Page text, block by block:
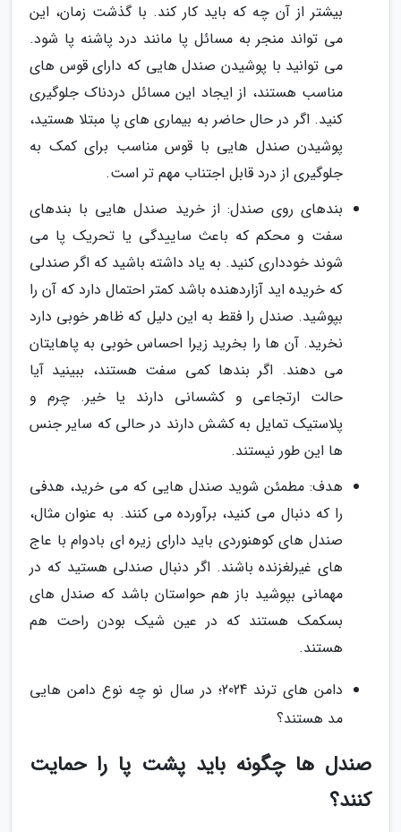
بیشتر از آن چه که باید کار کند. با گذشت زمان، این
می تواند منجر به مسائل پا مانند درد پاشنه پا شود.
می توانید با پوشیدن صندل هایی که دارای قوس های
مناسب هستند، از ایجاد این مسائل دردناک جلوگیری
کنید. اگر در حال حاضر به بیماری های پا مبتلا هستید،
پوشیدن صندل هایی با قوس مناسب برای کمک به
جلوگیری از درد قابل اجتناب مهم تر است.
بندهای روی صندل: از خرید صندل هایی با بندهای
سفت و محکم که باعث ساییدگی یا تحریک پا می
شوند خودداری کنید. به یاد داشته باشید که اگر صندلی
که خریده اید آزاردهنده باشد کمتر احتمال دارد که آن را
بپوشید. صندل را فقط به این دلیل که ظاهر خوبی دارد
نخرید. آن ها را بخرید زیرا احساس خوبی به پاهایتان
می دهند. اگر بندها کمی سفت هستند، ببینید آیا
حالت ارتجاعی و کشسانی دارند یا خیر. چرم و
پلاستیک تمایل به کشش دارند در حالی که سایر جنس
ها این طور نیستند.
هدف: مطمئن شوید صندل هایی که می خرید، هدفی
را که دنبال می کنید، برآورده می کنند. به عنوان مثال،
صندل های کوهنوردی باید دارای زیره ای بادوام با عاج
های غیرلغزنده باشند. اگر دنبال صندلی هستید که در
مهمانی بپوشید باز هم حواستان باشد که صندل های
بسکمک هستند که در عین شیک بودن راحت هم
هستند.
دامن های ترند 2024؛ در سال نو چه نوع دامن هایی
مد هستند؟
صندل ها چگونه باید پشت پا را حمایت
کنند؟